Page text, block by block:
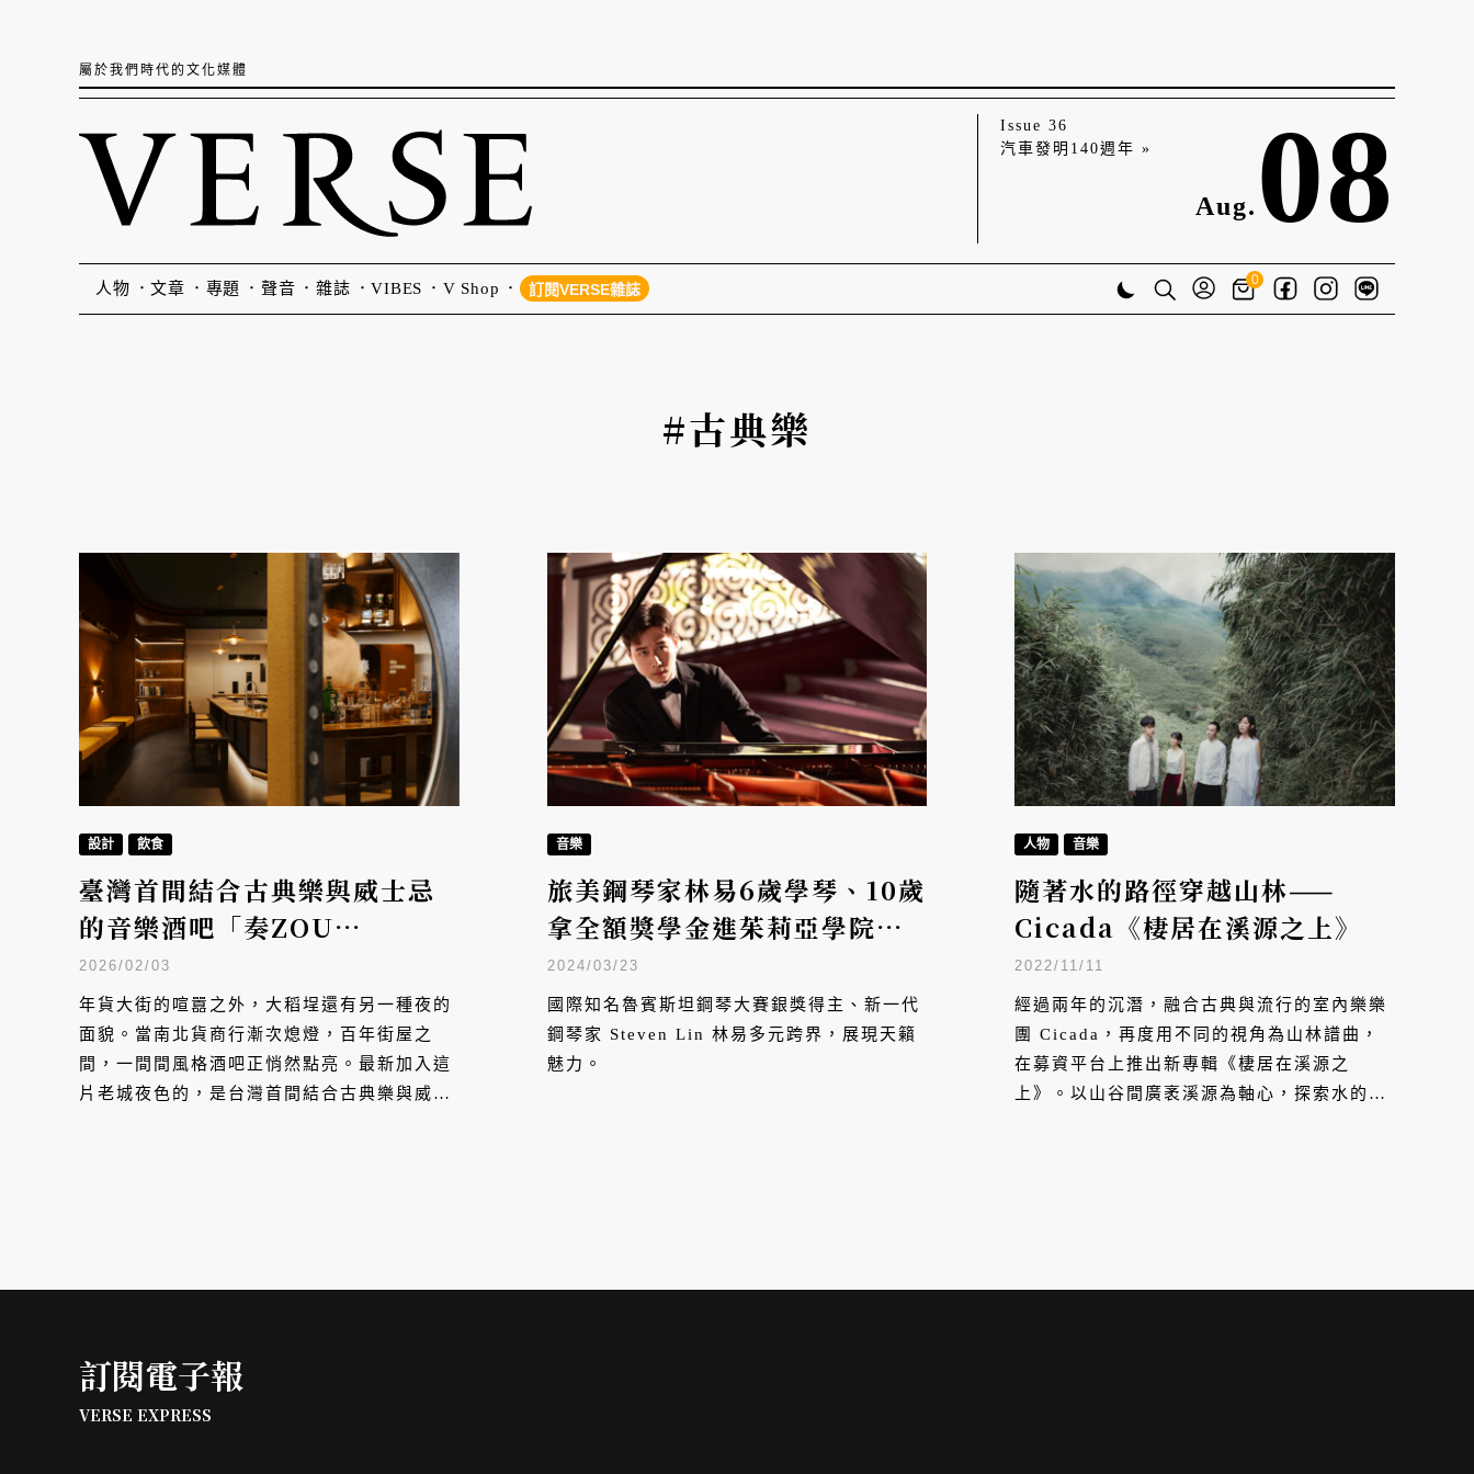
屬於我們時代的文化媒體
Issue 36
汽車發明140週年 »
Aug. 08
人物 文章 專題 聲音 雜誌 VIBES V Shop 訂閱VERSE雜誌
0
#古典樂
設計 飲食
臺灣首間結合古典樂與威士忌
的音樂酒吧「奏ZOU
Listening Bar」，空間由質
型設計操刀，以居家視聽室為
靈感，樂迷與酒客的大稻埕內
行新熱點
2026/02/03
年貨大街的喧囂之外，大稻埕還有另一種夜的
面貌。當南北貨商行漸次熄燈，百年街屋之
間，一間間風格酒吧正悄然點亮。最新加入這
片老城夜色的，是台灣首間結合古典樂與威士
音樂
旅美鋼琴家林易6歲學琴、10歲
拿全額獎學金進茱莉亞學院，
往返台美奏出浪漫樂派
2024/03/23
國際知名魯賓斯坦鋼琴大賽銀獎得主、新一代
鋼琴家 Steven Lin 林易多元跨界，展現天籟
魅力。
人物 音樂
隨著水的路徑穿越山林——
Cicada《棲居在溪源之上》
2022/11/11
經過兩年的沉潛，融合古典與流行的室內樂樂
團 Cicada，再度用不同的視角為山林譜曲，
在募資平台上推出新專輯《棲居在溪源之
上》。以山谷間廣袤溪源為軸心，探索水的旅
訂閱電子報
VERSE EXPRESS